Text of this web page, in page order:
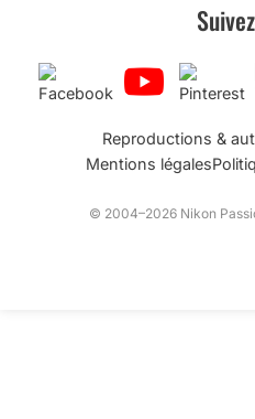
Reproductions &
Mentions légales
© 2004–2026 Nikon